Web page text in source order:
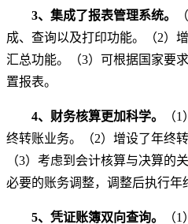
3、集成了报表管理系统。
成、查询以及打印功能。（2）
汇总功能。（3）可根据国家要
置报表。
4、财务核算更加科学。
（
终转账业务。（2）增设了年终
（3）考虑到会计核算与决算的
必要的账务调整，调整后执行年
5、凭证账簿双向查询。
（